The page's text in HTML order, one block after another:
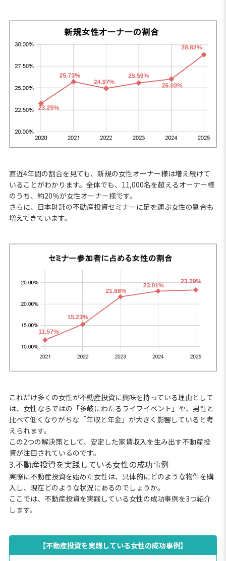
直近4年間の割合を見ても、新規の女性オーナー様は増え続けて
いることがわかります。全体でも、11,000名を超えるオーナー様
のうち、約20％が女性オーナー様です。
さらに、日本財託の不動産投資セミナーに足を運ぶ女性の割合も
増えてきています。
これだけ多くの女性が不動産投資に興味を持っている理由として
は、女性ならではの「多岐にわたるライフイベント」や、男性と
比べて低くなりがちな「年収と年金」が大きく影響していると考
えられます。
この2つの解決策として、安定した家賃収入を生み出す不動産投
資が注目されているのです。
3.不動産投資を実践している女性の成功事例
実際に不動産投資を始めた女性は、具体的にどのような物件を購
入し、現在どのような状況にあるのでしょうか。
ここでは、不動産投資を実践している女性の成功事例を3つ紹介
します。
【不動産投資を実践している女性の成功事例】